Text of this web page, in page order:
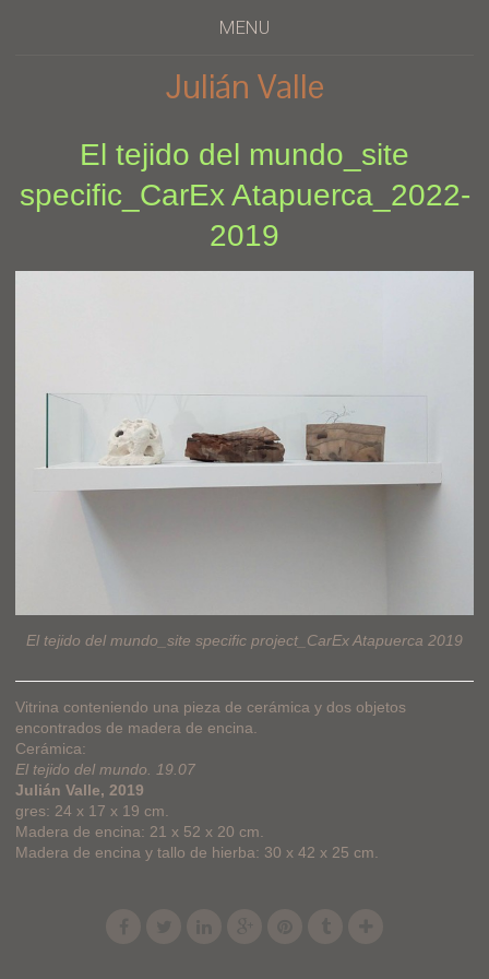
MENU
Julián Valle
El tejido del mundo_site
specific_CarEx Atapuerca_2022-
2019
El tejido del mundo_site specific project_CarEx Atapuerca 2019
Vitrina conteniendo una pieza de cerámica y dos objetos
encontrados de madera de encina.
Cerámica:
El tejido del mundo. 19.07
Julián Valle, 2019
gres: 24 x 17 x 19 cm.
Madera de encina: 21 x 52 x 20 cm.
Madera de encina y tallo de hierba: 30 x 42 x 25 cm.